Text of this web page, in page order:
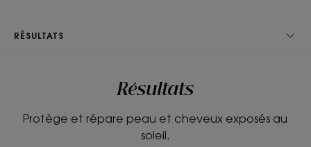
Crème
RÉSULTATS
Résultats
Protège et répare peau et cheveux exposés au
soleil.